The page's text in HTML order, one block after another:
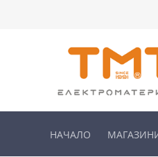
НАЧАЛО